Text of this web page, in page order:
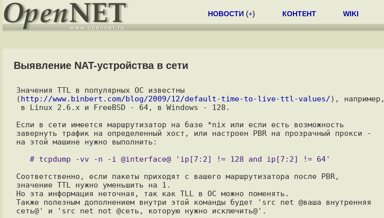
НОВОСТИ (+) КОНТЕНТ WIKI
Выявление NAT-устройства в сети
Значения TTL в популярных ОС известны
(http://www.binbert.com/blog/2009/12/default-time-to-live-ttl-values/), например,
Если в сети имеется маршрутизатор на базе *nix или если есть возможность
завернуть трафик на определенный хост, или настроен PBR на прозрачный прокси -
на этой машине нужно выполнить:
Соответственно, если пакеты приходят с вашего маршрутизатора после PBR,
значение TTL нужно уменьшить на 1.
Но эта информация неточная, так как TLL в ОС можно поменять.
Также полезным дополнением внутри этой команды будет 'src net @ваша внутренняя